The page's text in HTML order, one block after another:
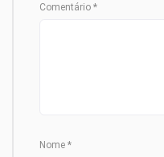
Comentário *
Nome *